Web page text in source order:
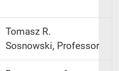
Tomasz R.
Sosnowski, Professor